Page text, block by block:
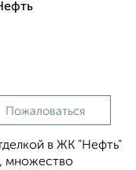
Пожаловаться
в ЖК "Нефть"
множество